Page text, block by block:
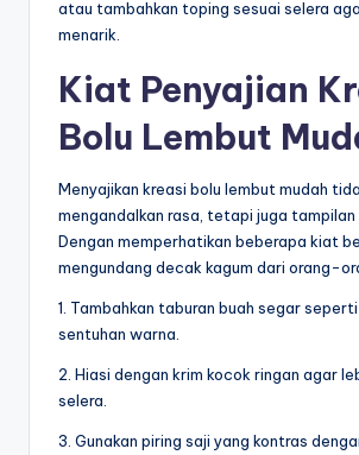
atau tambahkan toping sesuai selera
menarik.
Kiat Penyajian
Bolu Lembut
Menyajikan kreasi bolu lembut mudah
mengandalkan rasa, tetapi juga tampilan
Dengan memperhatikan beberapa kiat
mengundang decak kagum dari orang-
1. Tambahkan taburan buah segar
sentuhan warna.
2. Hiasi dengan krim kocok ringan agar
selera.
3. Gunakan piring saji yang kontras